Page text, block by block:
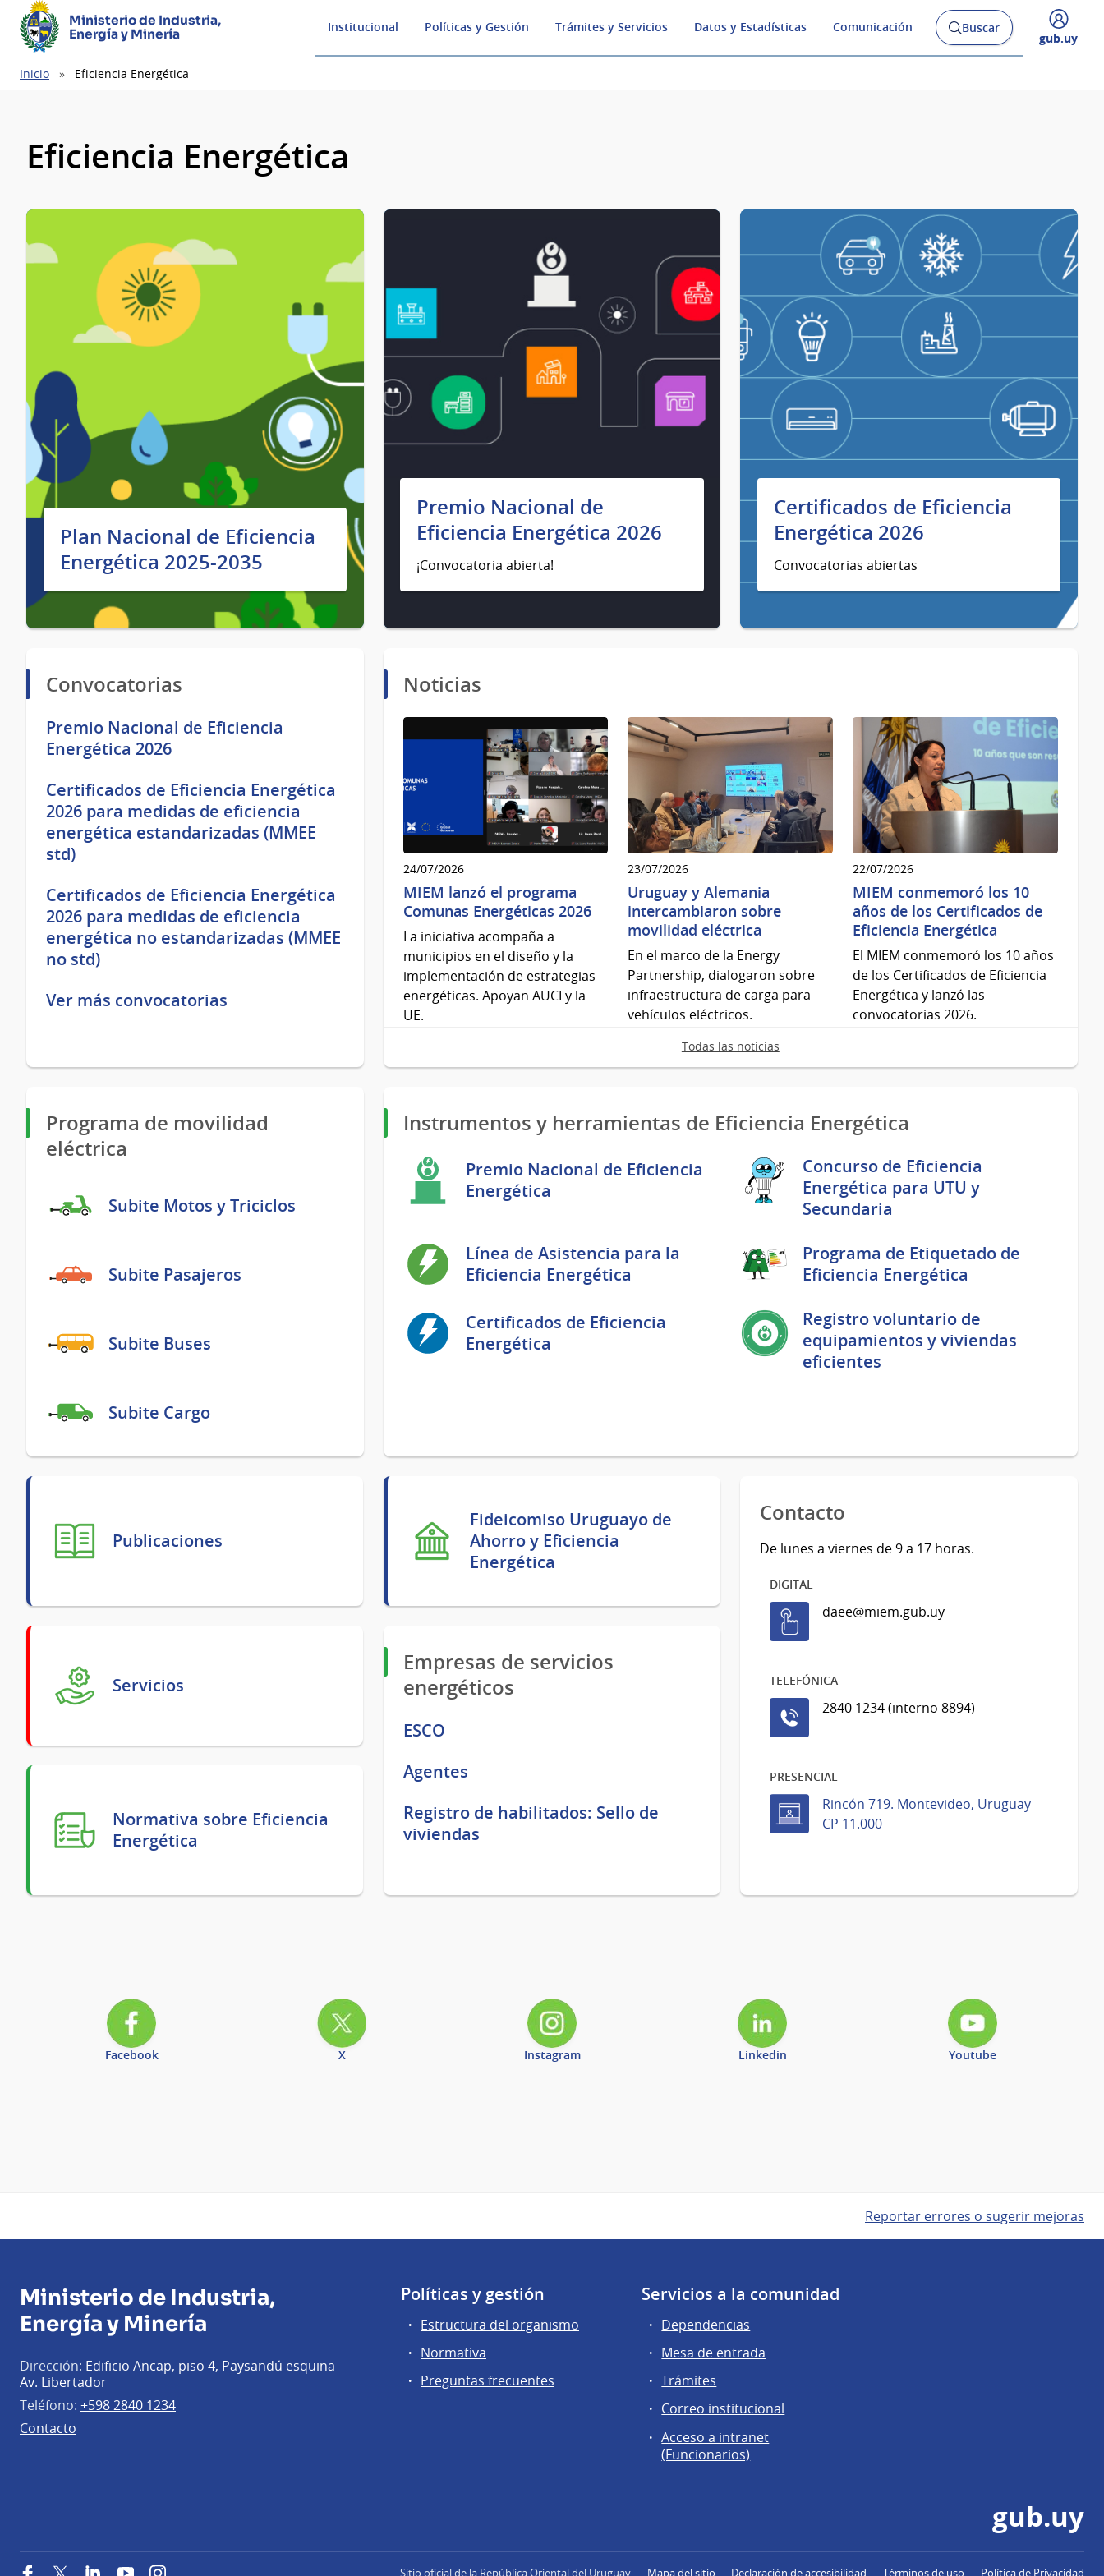
Ministerio de Industria,
Energía y Minería
Institucional Políticas y Gestión Trámites y Servicios Datos y Estadísticas Comunicación
Abrir
buscador
Buscar
Desplegar
gub.uy
Ruta
Inicio Eficiencia Energética
Eficiencia Energética
Plan Nacional de Eficiencia
Energética 2025-2035
Premio Nacional de
Eficiencia Energética 2026
¡Convocatoria abierta!
Certificados de Eficiencia
Energética 2026
Convocatorias abiertas
Convocatorias
Premio Nacional de Eficiencia
Energética 2026
Certificados de Eficiencia Energética
2026 para medidas de eficiencia
energética estandarizadas (MMEE
std)
Certificados de Eficiencia Energética
2026 para medidas de eficiencia
energética no estandarizadas (MMEE
no std)
Ver más convocatorias
Noticias
24/07/2026
MIEM lanzó el programa
Comunas Energéticas 2026
La iniciativa acompaña a
municipios en el diseño y la
implementación de estrategias
energéticas. Apoyan AUCI y la
UE.
23/07/2026
Uruguay y Alemania
intercambiaron sobre
movilidad eléctrica
En el marco de la Energy
Partnership, dialogaron sobre
infraestructura de carga para
vehículos eléctricos.
22/07/2026
MIEM conmemoró los 10
años de los Certificados de
Eficiencia Energética
El MIEM conmemoró los 10 años
de los Certificados de Eficiencia
Energética y lanzó las
convocatorias 2026.
Todas las noticias
Programa de movilidad
eléctrica
Subite Motos y Triciclos
Subite Pasajeros
Subite Buses
Subite Cargo
Instrumentos y herramientas de Eficiencia Energética
Premio Nacional de Eficiencia
Energética
Concurso de Eficiencia
Energética para UTU y
Secundaria
Línea de Asistencia para la
Eficiencia Energética
Programa de Etiquetado de
Eficiencia Energética
Certificados de Eficiencia
Energética
Registro voluntario de
equipamientos y viviendas
eficientes
Publicaciones
Servicios
Normativa sobre Eficiencia
Energética
Fideicomiso Uruguayo de
Ahorro y Eficiencia
Energética
Empresas de servicios
energéticos
ESCO
Agentes
Registro de habilitados: Sello de
viviendas
Contacto
De lunes a viernes de 9 a 17 horas.
DIGITAL
daee@miem.gub.uy
TELEFÓNICA
2840 1234 (interno 8894)
PRESENCIAL
Rincón 719. Montevideo, Uruguay
CP 11.000
Facebook X Instagram Linkedin Youtube
Reportar errores o sugerir mejoras
Ministerio de Industria,
Energía y Minería
Dirección: Edificio Ancap, piso 4, Paysandú esquina
Av. Libertador
Teléfono: +598 2840 1234
Contacto
Políticas y gestión
Estructura del organismo
Normativa
Preguntas frecuentes
Servicios a la comunidad
Dependencias
Mesa de entrada
Trámites
Correo institucional
Acceso a intranet
(Funcionarios)
gub.uy
FacebookTwitterLinkedInYouTubeInstagram Sitio oficial de la República Oriental del Uruguay Mapa del sitio Declaración de accesibilidad Términos de uso Política de Privacidad